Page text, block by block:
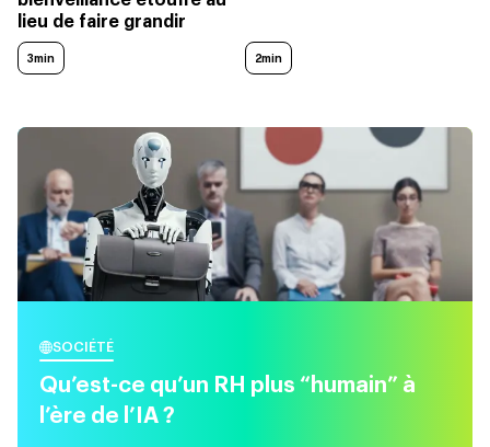
lieu de faire grandir
3min 2min
SOCIÉTÉ
Qu’est-ce qu’un RH plus “humain” à
l’ère de l’IA ?